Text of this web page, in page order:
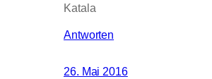
Katala
Antworten
26. Mai 2016